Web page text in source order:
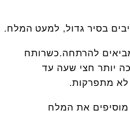
בסיר גדול, למעט המלח.
להרתחה.כשרותח
יותר חצי שעה עד
לא מתפרקות.
את המלח